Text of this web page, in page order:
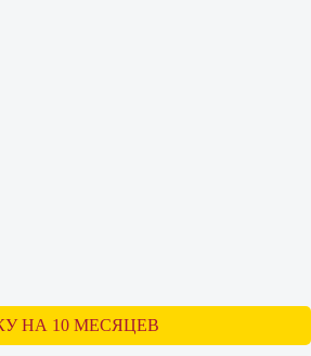
НА 10 МЕСЯЦЕВ